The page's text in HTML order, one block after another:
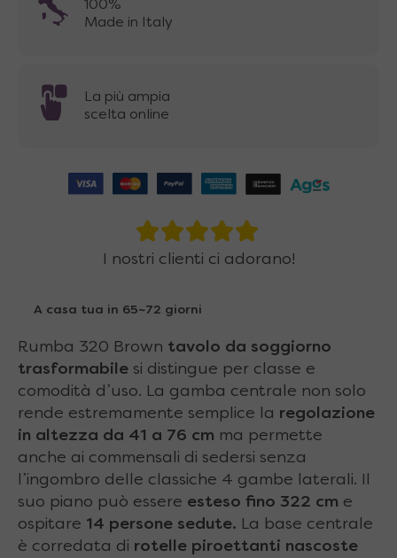
100%
Made in Italy
La più ampia
scelta online
I nostri clienti ci adorano!
A casa tua in 65~72 giorni
Rumba 320 Brown tavolo da soggiorno
trasformabile si distingue per classe e
comodità d’uso. La gamba centrale non solo
rende estremamente semplice la regolazione
in altezza da 41 a 76 cm ma permette
anche ai commensali di sedersi senza
l’ingombro delle classiche 4 gambe laterali. Il
suo piano può essere esteso fino 322 cm e
ospitare 14 persone sedute. La base centrale
è corredata di rotelle piroettanti nascoste